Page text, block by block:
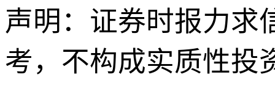
声明：证券时报力求
考，不构成实质性投